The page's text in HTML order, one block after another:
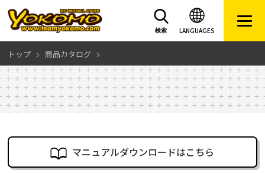
LANGUAGES
検索
トップ 商品カタログ
マニュアルダウンロードはこちら